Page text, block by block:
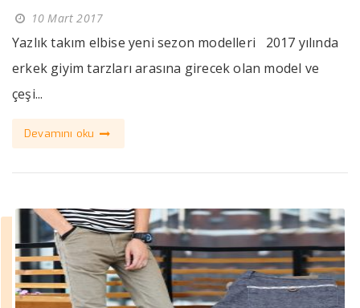
10 Mart 2017
Yazlık takım elbise yeni sezon modelleri 2017 yılında
erkek giyim tarzları arasına girecek olan model ve
çeşi...
Devamını oku